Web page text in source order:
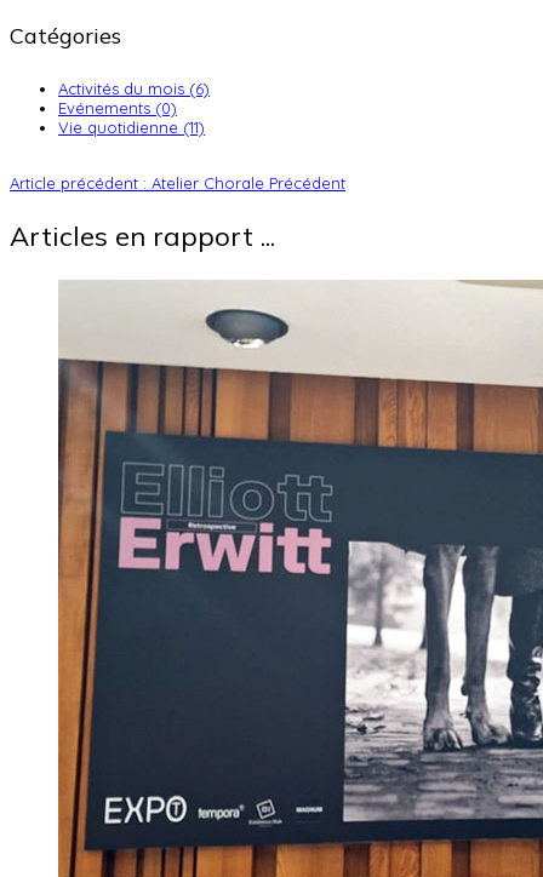
Catégories
Activités du mois (6)
Evénements (0)
Vie quotidienne (11)
Article précédent : Atelier Chorale Précédent
Articles en rapport ...